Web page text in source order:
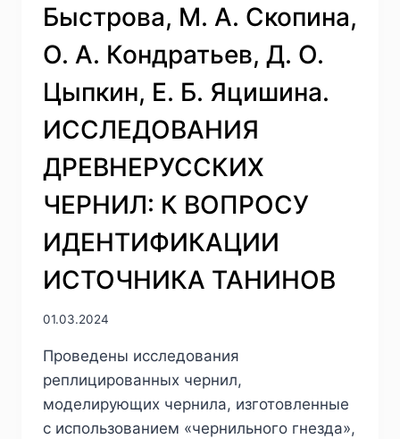
Быстрова, М. А. Скопина,
О. А. Кондратьев, Д. О.
Цыпкин, Е. Б. Яцишина.
ИССЛЕДОВАНИЯ
ДРЕВНЕРУССКИХ
ЧЕРНИЛ: К ВОПРОСУ
ИДЕНТИФИКАЦИИ
ИСТОЧНИКА ТАНИНОВ
01.03.2024
Проведены исследования
реплицированных чернил,
моделирующих чернила, изготовленные
с использованием «чернильного гнезда»,